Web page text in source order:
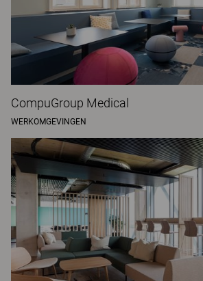
CompuGroup Medical
WERKOMGEVINGEN